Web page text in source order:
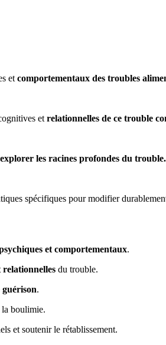
etcomportementaux des troubles
etrelationnelles de ce trouble
les racines profondes du trouble.
spécifiques pour modifier
et comportementaux.
relationnelles du trouble.
.
boulimie.
et soutenir le rétablissement.